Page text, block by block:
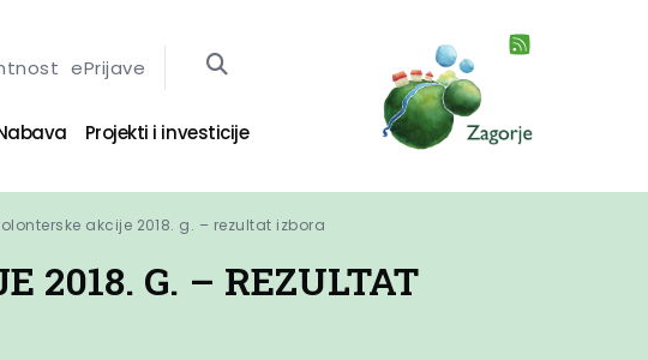
ePrijave
Projekti i investicije
akcije 2018. g. – rezultat izbora
2018. G. – REZULTAT